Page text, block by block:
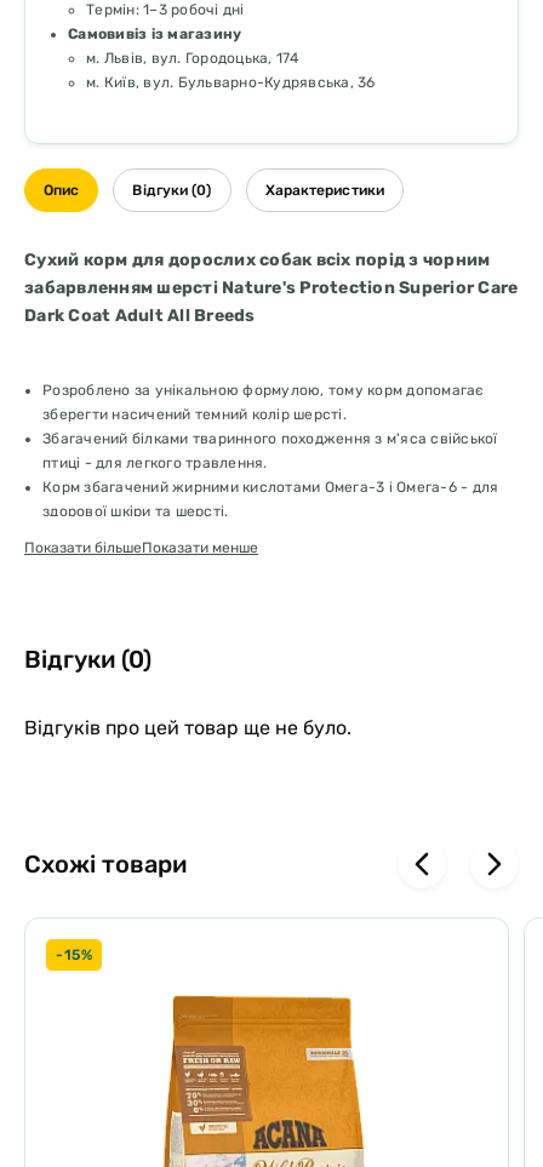
Термін: 1–3 робочі дні
Самовивіз із магазину
м. Львів, вул. Городоцька, 174
м. Київ, вул. Бульварно-Кудрявська, 36
Опис Відгуки (0) Характеристики
Cухий корм для дорослих собак всіх порід з чорним
забарвленням шерсті Nature's Protection Superior Care
Dark Coat Adult All Breeds
Розроблено за унікальною формулою, тому корм допомагає
зберегти насичений темний колір шерсті.
Збагачений білками тваринного походження з м'яса свійської
птиці - для легкого травлення.
Корм збагачений жирними кислотами Омега-3 і Омега-6 - для
здорової шкіри та шерсті.
походження "MicroZeoGen" - динамічно мікронізованим
пивні дріжджі, горох, насіння льону, гідролізована куряча печінка,
кальцію - 1,5мг, пентагідрат сульфату міді - 7мг, марганець
сульфат моногідрат - 40мг, сульфат цинку моногідрат - 150мг,
Технологічні добавки:
екстракти з рослинних олій.
Аналітичний склад /1кг:сирий білок - 26%, сира клітковина -
3,5%, сирий жир - 13%, сира зола - 9%, кальцій - 1,2%, фосфор -
0,9%, Омега-3 жирні кислоти - 0,50%, Омега-6 жирні кислоти -
Показати більшеПоказати менше
Відгуки (0)
Відгуків про цей товар ще не було.
Схожі товари
-15%